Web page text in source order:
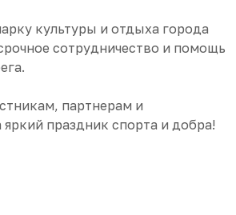
культуры и отдыха города
сотрудничество и помощь
партнерам и
яркий праздник спорта и добра!